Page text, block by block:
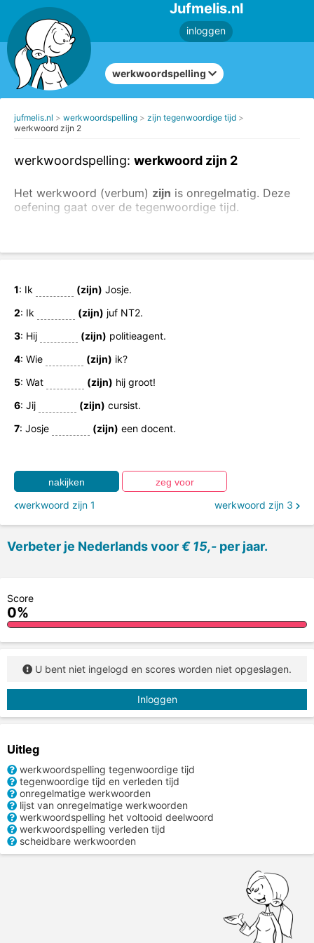
Jufmelis.nl
inloggen
werkwoordspelling
jufmelis.nl werkwoordspelling
zijn tegenwoordige tijd
werkwoord zijn 2
werkwoordspelling: werkwoord zijn 2
Het werkwoord (verbum) zijn is onregelmatig. Deze
oefening gaat over de tegenwoordige tijd.
tijd!
1: Ik (zijn) Josje.
2: Ik (zijn) juf NT2.
3: Hij (zijn) politieagent.
4: Wie (zijn) ik?
5: Wat (zijn) hij groot!
6: Jij (zijn) cursist.
7: Josje (zijn) een docent.
werkwoord zijn 1 werkwoord zijn 3
Verbeter je Nederlands voor€ 15,- per jaar.
U bent niet ingelogd en scores worden niet opgeslagen.
Inloggen
Score
0%
Uitleg
werkwoordspelling tegenwoordige tijd
tegenwoordige tijd en verleden tijd
onregelmatige werkwoorden
lijst van onregelmatige werkwoorden
werkwoordspelling het voltooid deelwoord
werkwoordspelling verleden tijd
scheidbare werkwoorden